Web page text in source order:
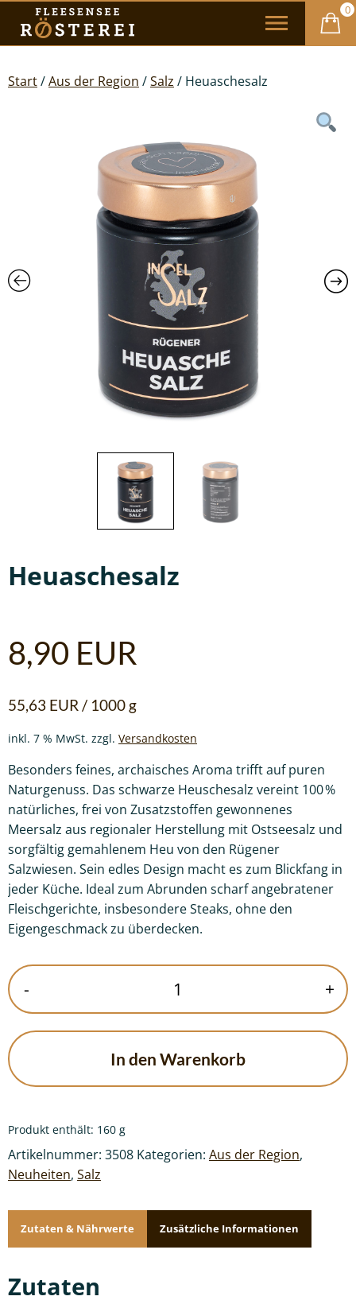
0
Start/Aus der Region /Salz / Heuaschesalz
Heuaschesalz
8,90 EUR
55,63 EUR / 1000 g
inkl. 7 % MwSt. zzgl. Versandkosten
Besonders feines, archaisches Aroma trifft auf puren
Naturgenuss. Das schwarze Heuschesalz vereint 100 %
natürliches, frei von Zusatzstoffen gewonnenes
Meersalz aus regionaler Herstellung mit Ostseesalz und
sorgfältig gemahlenem Heu von den Rügener
Salzwiesen. Sein edles Design macht es zum Blickfang in
jeder Küche. Ideal zum Abrunden scharf angebratener
Fleischgerichte, insbesondere Steaks, ohne den
Eigengeschmack zu überdecken.
-
Menge
+
In den Warenkorb
Produkt enthält: 160 g
Artikelnummer: 3508 Kategorien: Aus der Region,
Neuheiten, Salz
Zutaten & Nährwerte Zusätzliche Informationen
Zutaten